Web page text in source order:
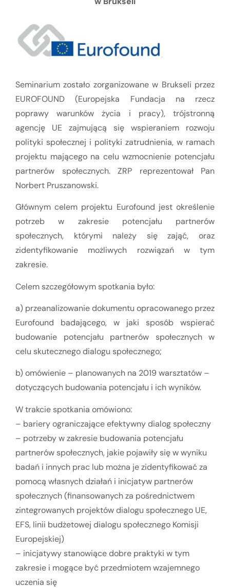
Seminarium zostało zorganizowane w Brukseli przez
EUROFOUND (Europejska Fundacja na rzecz
poprawy warunków życia i pracy), trójstronną
agencję UE zajmującą się wspieraniem rozwoju
polityki społecznej i polityki zatrudnienia, w ramach
projektu mającego na celu wzmocnienie potencjału
partnerów społecznych. ZRP reprezentował Pan
Norbert Pruszanowski.
Głównym celem projektu Eurofound jest określenie
potrzeb w zakresie potencjału partnerów
społecznych, którymi należy się zająć, oraz
zidentyfikowanie możliwych rozwiązań w tym
zakresie.
Celem szczegółowym spotkania było:
a) przeanalizowanie dokumentu opracowanego przez
Eurofound badającego, w jaki sposób wspierać
budowanie potencjału partnerów społecznych w
celu skutecznego dialogu społecznego;
b) omówienie – planowanych na 2019 warsztatów –
dotyczących budowania potencjału i ich wyników.
W trakcie spotkania omówiono:
– bariery ograniczające efektywny dialog społeczny
– potrzeby w zakresie budowania potencjału
partnerów społecznych, jakie pojawiły się w wyniku
badań i innych prac lub można je zidentyfikować za
pomocą własnych działań i inicjatyw partnerów
społecznych (finansowanych za pośrednictwem
zintegrowanych projektów dialogu społecznego UE,
EFS, linii budżetowej dialogu społecznego Komisji
Europejskiej)
– inicjatywy stanowiące dobre praktyki w tym
zakresie i mogące być przedmiotem wzajemnego
uczenia się